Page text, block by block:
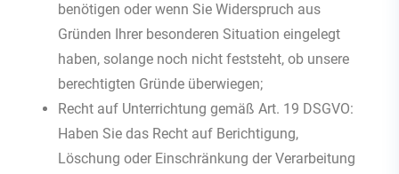
benötigen oder wenn Sie Widerspruch aus
Gründen Ihrer besonderen Situation eingelegt
haben, solange noch nicht feststeht, ob unsere
berechtigten Gründe überwiegen;
Recht auf Unterrichtung gemäß Art. 19 DSGVO:
Haben Sie das Recht auf Berichtigung,
Löschung oder Einschränkung der Verarbeitung